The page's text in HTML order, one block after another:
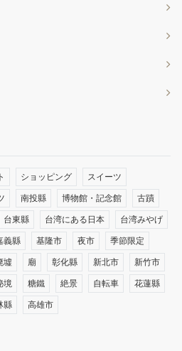
ショッピング スイーツ
南投縣 博物館・記念館 古蹟
台東縣 台湾にある日本 台湾みやげ
義縣 基隆市 夜市 季節限定
墟 廟 彰化縣 新北市 新竹市
境 糖鐵 絶景 自転車 花蓮縣
縣 高雄市